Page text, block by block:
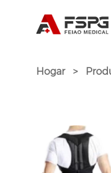
Hogar >